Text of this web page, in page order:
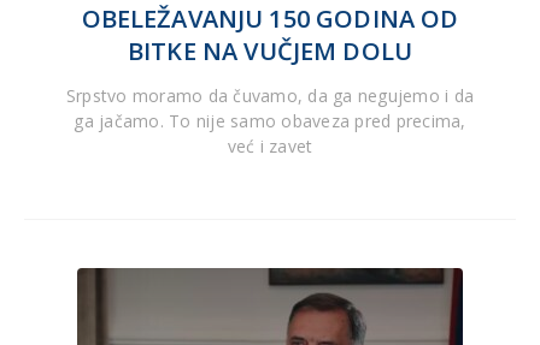
OBELEŽAVANJU 150 GODINA OD
BITKE NA VUČJEM DOLU
Srpstvo moramo da čuvamo, da ga negujemo i da
ga jačamo. To nije samo obaveza pred precima,
već i zavet